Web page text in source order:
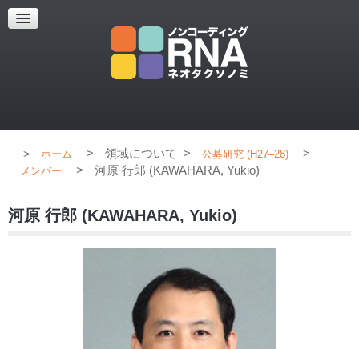
超解像顕微鏡
超解像顕微鏡の紹介
ホーム > 領域について > 公募研究 (H27–28) >
メンバー > 河原 行郎 (KAWAHARA, Yukio)
河原 行郎 (KAWAHARA, Yukio)